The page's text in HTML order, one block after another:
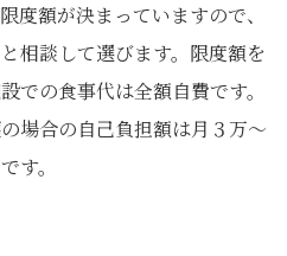
度額が決まっていますので、
相談して選びます。限度額を
での食事代は全額自費です。
場合の自己負担額は月３万～
す。